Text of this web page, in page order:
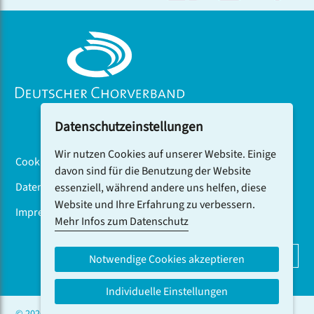
Cookiebanner
Datenschutz
Impressum
DCV-NEWSLETTER ABONNIEREN
Datenschutzeinstellungen
Wir nutzen Cookies auf unserer Website. Einige
davon sind für die Benutzung der Website
essenziell, während andere uns helfen, diese
Website und Ihre Erfahrung zu verbessern.
Mehr Infos zum Datenschutz
Notwendige Cookies akzeptieren
Individuelle Einstellungen